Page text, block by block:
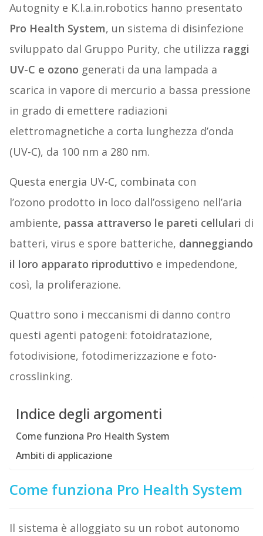
Autognity e K.l.a.in.robotics hanno presentato
Pro Health System, un sistema di disinfezione
sviluppato dal Gruppo Purity, che utilizza raggi
UV-C e ozono generati da una lampada a
scarica in vapore di mercurio a bassa pressione
in grado di emettere radiazioni
elettromagnetiche a corta lunghezza d’onda
(UV-C), da 100 nm a 280 nm.
Questa energia UV-C, combinata con
l’ozono prodotto in loco dall’ossigeno nell’aria
ambiente, passa attraverso le pareti cellulari di
batteri, virus e spore batteriche, danneggiando
il loro apparato riproduttivo e impedendone,
così, la proliferazione.
Quattro sono i meccanismi di danno contro
questi agenti patogeni: fotoidratazione,
fotodivisione, fotodimerizzazione e foto-
crosslinking.
Indice degli argomenti
Come funziona Pro Health System
Ambiti di applicazione
Come funziona Pro Health System
Il sistema è alloggiato su un robot autonomo